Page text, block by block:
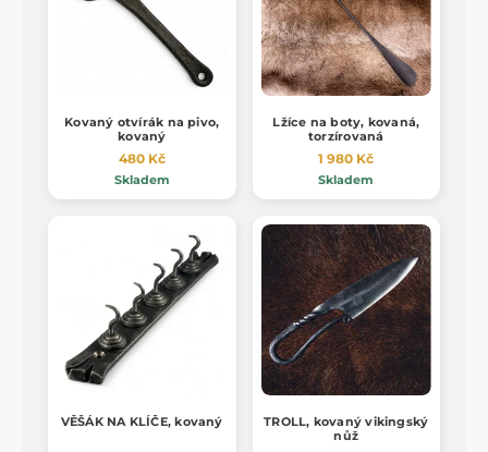
Kovaný otvírák na pivo,
kovaný
480 Kč
Skladem
Lžíce na boty, kovaná,
torzírovaná
1 980 Kč
Skladem
VĚŠÁK NA KLÍČE, kovaný
TROLL, kovaný vikingský
nůž